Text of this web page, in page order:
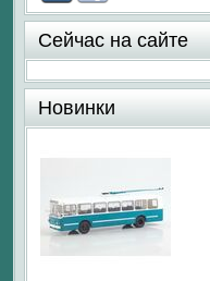
Сейчас на сайте
Новинки